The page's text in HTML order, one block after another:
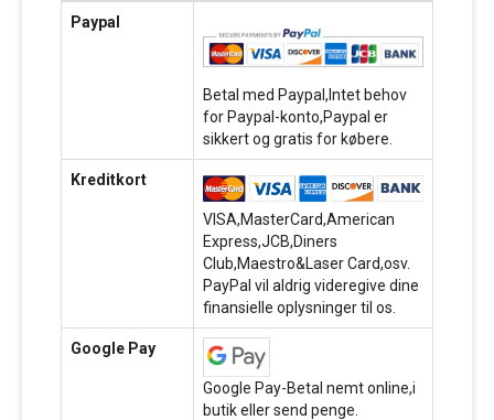
Paypal
Betal med Paypal,Intet behov
for Paypal-konto,Paypal er
sikkert og gratis for købere.
Kreditkort
VISA,MasterCard,American
Express,JCB,Diners
Club,Maestro&Laser Card,osv.
PayPal vil aldrig videregive dine
finansielle oplysninger til os.
Google Pay
Google Pay-Betal nemt online,i
butik eller send penge.